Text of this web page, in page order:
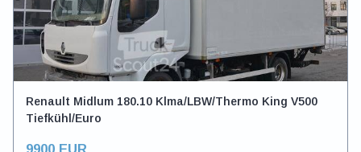
Renault Midlum 180.10 Klma/LBW/Thermo King V500
Tiefkühl/Euro